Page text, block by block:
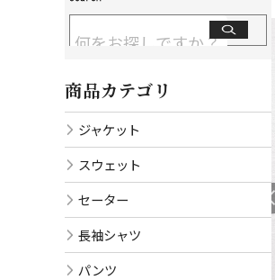
商品カテゴリ
ジャケット
スウェット
セーター
長袖シャツ
パンツ